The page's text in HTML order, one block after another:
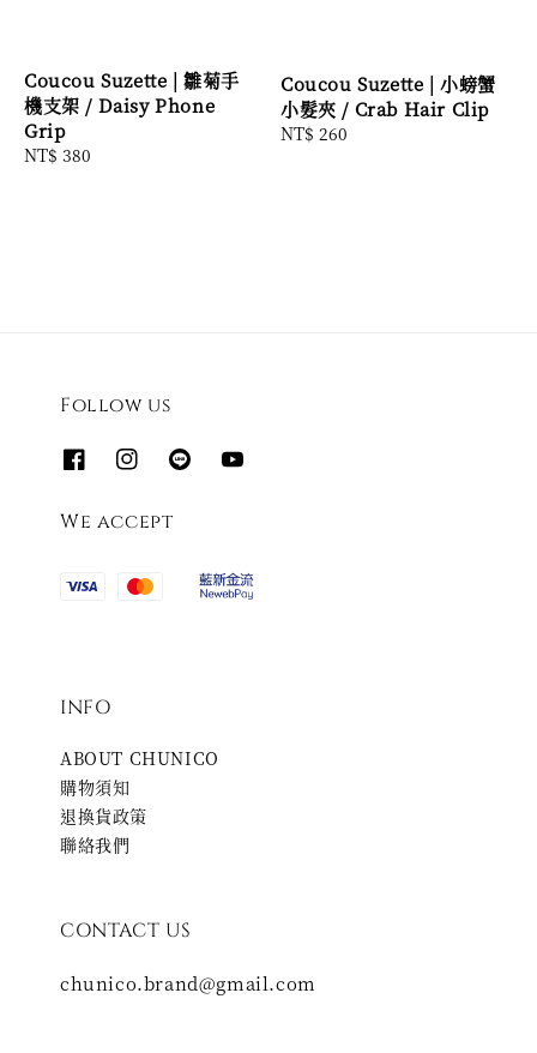
Coucou Suzette | 雛菊手
機支架 / Daisy Phone
Grip
Regular
NT$ 380
Coucou Suzette | 小螃蟹
小髮夾 / Crab Hair Clip
Regular
NT$ 260
Follow us
We accept
INFO
ABOUT CHUNICO
購物須知
退換貨政策
聯絡我們
CONTACT US
chunico.brand@gmail.com